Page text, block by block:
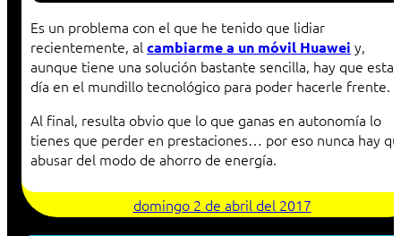
Es un problema con el que he tenido que lidiar
recientemente, al cambiarme a un móvil Huawei y,
aunque tiene una solución bastante sencilla, hay que
día en el mundillo tecnológico para poder hacerle frente.
Al final, resulta obvio que lo que ganas en autonomía lo
tienes que perder en prestaciones… por eso nunca hay
abusar del modo de ahorro de energía.
domingo 2 de abril del 2017